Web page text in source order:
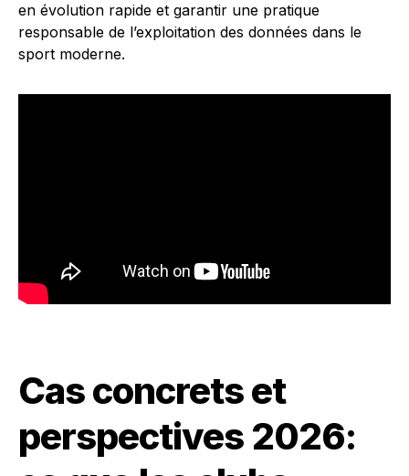
en évolution rapide et garantir une pratique
responsable de l’exploitation des données dans le
sport moderne.
Cas concrets et
perspectives 2026: